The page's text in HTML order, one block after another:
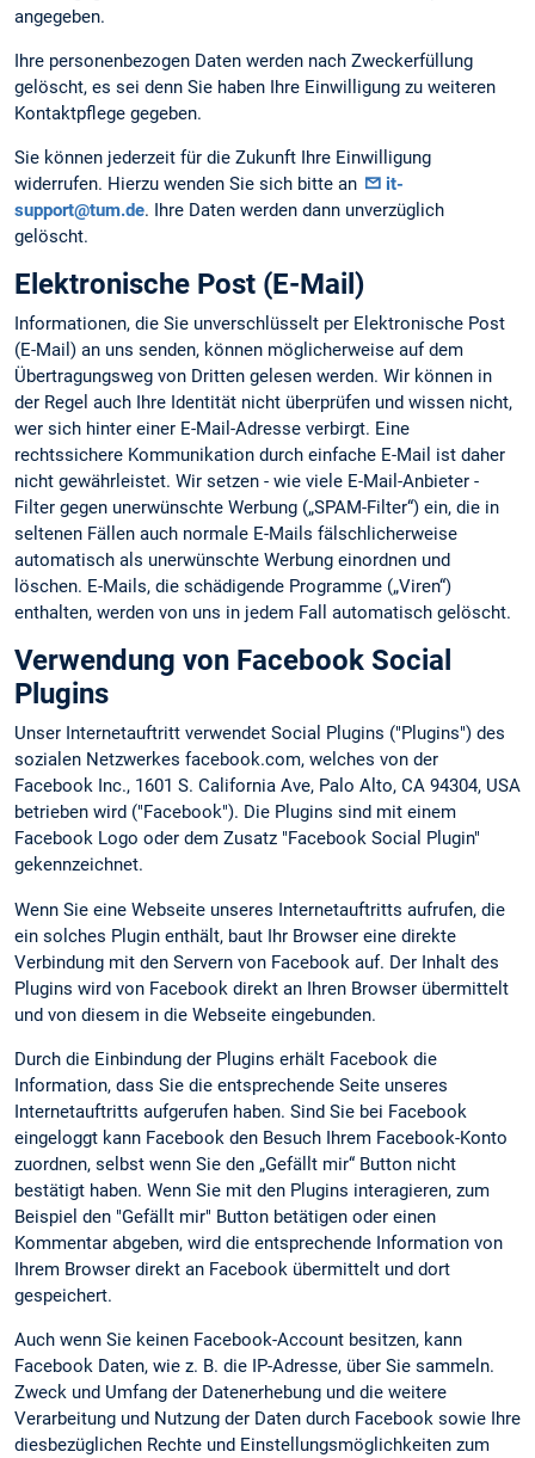
angegeben.
Ihre personenbezogen Daten werden nach Zweckerfüllung
gelöscht, es sei denn Sie haben Ihre Einwilligung zu weiteren
Kontaktpflege gegeben.
Sie können jederzeit für die Zukunft Ihre Einwilligung
widerrufen. Hierzu wenden Sie sich bitte an
it-
support@tum.de. Ihre Daten werden dann unverzüglich
gelöscht.
Elektronische Post (E-Mail)
Informationen, die Sie unverschlüsselt per Elektronische Post
(E-Mail) an uns senden, können möglicherweise auf dem
Übertragungsweg von Dritten gelesen werden. Wir können in
der Regel auch Ihre Identität nicht überprüfen und wissen nicht,
wer sich hinter einer E-Mail-Adresse verbirgt. Eine
rechtssichere Kommunikation durch einfache E-Mail ist daher
nicht gewährleistet. Wir setzen - wie viele E-Mail-Anbieter -
Filter gegen unerwünschte Werbung („SPAM-Filter“) ein, die in
seltenen Fällen auch normale E-Mails fälschlicherweise
automatisch als unerwünschte Werbung einordnen und
löschen. E-Mails, die schädigende Programme („Viren“)
enthalten, werden von uns in jedem Fall automatisch gelöscht.
Verwendung von Facebook Social
Plugins
Unser Internetauftritt verwendet Social Plugins ("Plugins") des
sozialen Netzwerkes facebook.com, welches von der
Facebook Inc., 1601 S. California Ave, Palo Alto, CA 94304, USA
betrieben wird ("Facebook"). Die Plugins sind mit einem
Facebook Logo oder dem Zusatz "Facebook Social Plugin"
gekennzeichnet.
Wenn Sie eine Webseite unseres Internetauftritts aufrufen, die
ein solches Plugin enthält, baut Ihr Browser eine direkte
Verbindung mit den Servern von Facebook auf. Der Inhalt des
Plugins wird von Facebook direkt an Ihren Browser übermittelt
und von diesem in die Webseite eingebunden.
Durch die Einbindung der Plugins erhält Facebook die
Information, dass Sie die entsprechende Seite unseres
Internetauftritts aufgerufen haben. Sind Sie bei Facebook
eingeloggt kann Facebook den Besuch Ihrem Facebook-Konto
zuordnen, selbst wenn Sie den „Gefällt mir“ Button nicht
bestätigt haben. Wenn Sie mit den Plugins interagieren, zum
Beispiel den "Gefällt mir" Button betätigen oder einen
Kommentar abgeben, wird die entsprechende Information von
Ihrem Browser direkt an Facebook übermittelt und dort
gespeichert.
Auch wenn Sie keinen Facebook-Account besitzen, kann
Facebook Daten, wie z. B. die IP-Adresse, über Sie sammeln.
Zweck und Umfang der Datenerhebung und die weitere
Verarbeitung und Nutzung der Daten durch Facebook sowie Ihre
diesbezüglichen Rechte und Einstellungsmöglichkeiten zum